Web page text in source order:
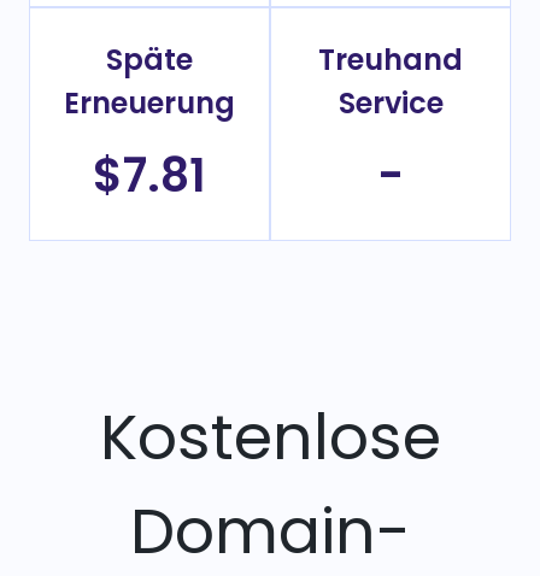
Späte
Erneuerung
$7.81
Treuhand
Service
-
Kostenlose
Domain-